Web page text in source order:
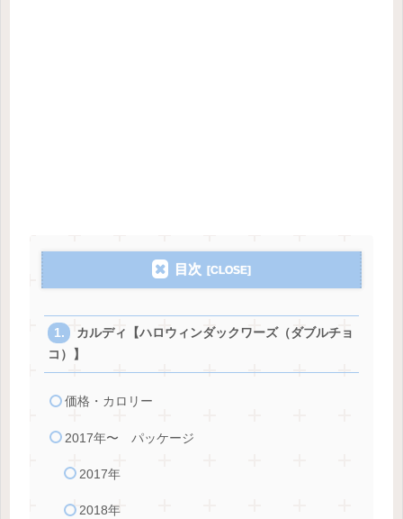
目次
カルディ【ハロウィンダックワーズ（ダブルチョ
コ）】
価格・カロリー
2017年〜 パッケージ
2017年
2018年